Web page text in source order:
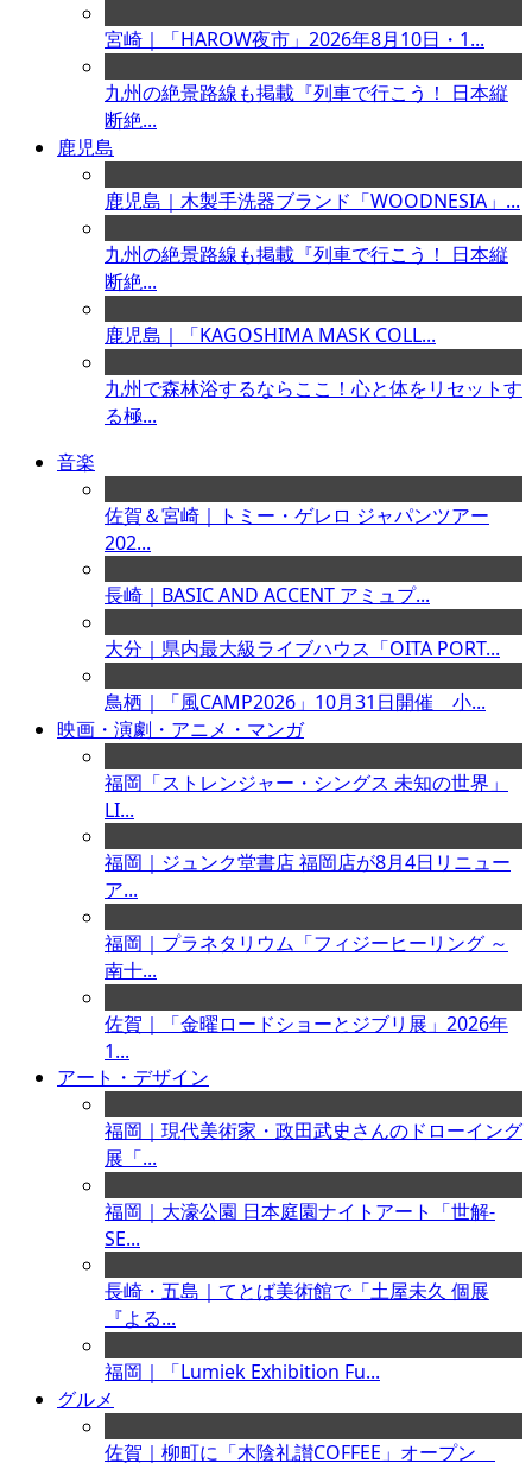
宮崎｜「HAROW夜市」2026年8月10日・1...
九州の絶景路線も掲載『列車で行こう！ 日本縦
断絶...
鹿児島
鹿児島｜木製手洗器ブランド「WOODNESIA」...
九州の絶景路線も掲載『列車で行こう！ 日本縦
断絶...
鹿児島｜「KAGOSHIMA MASK COLL...
九州で森林浴するならここ！心と体をリセットす
る極...
音楽
佐賀＆宮崎｜トミー・ゲレロ ジャパンツアー
202...
長崎｜BASIC AND ACCENT アミュプ...
大分｜県内最大級ライブハウス「OITA PORT...
鳥栖｜「風CAMP2026」10月31日開催 小...
映画・演劇・アニメ・マンガ
福岡「ストレンジャー・シングス 未知の世界」
LI...
福岡｜ジュンク堂書店 福岡店が8月4日リニュー
ア...
福岡｜プラネタリウム「フィジーヒーリング ～
南十...
佐賀｜「金曜ロードショーとジブリ展」2026年
1...
アート・デザイン
福岡｜現代美術家・政田武史さんのドローイング
展「...
福岡｜大濠公園 日本庭園ナイトアート「世解-
SE...
長崎・五島｜てとば美術館で「土屋未久 個展
『よる...
福岡｜「Lumiek Exhibition Fu...
グルメ
佐賀｜柳町に「木陰礼讃COFFEE」オープン